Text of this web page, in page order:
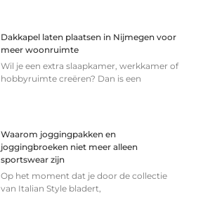
Dakkapel laten plaatsen in Nijmegen voor
meer woonruimte
Wil je een extra slaapkamer, werkkamer of
hobbyruimte creëren? Dan is een
Waarom joggingpakken en
joggingbroeken niet meer alleen
sportswear zijn
Op het moment dat je door de collectie
van Italian Style bladert,